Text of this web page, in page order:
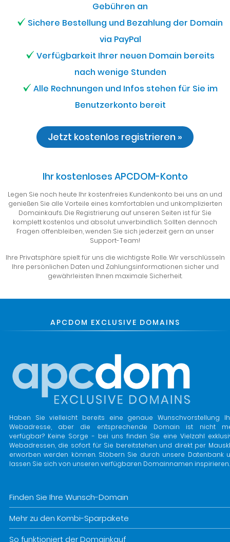
Gebühren an
Sichere Bestellung und Bezahlung der Domain
via PayPal
Verfügbarkeit Ihrer neuen Domain bereits
nach wenige Stunden
Alle Rechnungen und Infos stehen für Sie im
Benutzerkonto bereit
Jetzt kostenlos registrieren »
Ihr kostenloses APCDOM-Konto
Legen Sie noch heute Ihr kostenfreies Kundenkonto bei uns an und
genießen Sie alle Vorteile eines komfortablen und unkomplizierten
Domainkaufs. Die Registrierung auf unseren Seiten ist für Sie
komplett kostenlos und absolut unverbindlich. Sollten dennoch
Fragen offenbleiben, wenden Sie sich jederzeit gern an unser
Support-Team!
Ihre Privatsphäre spielt für uns die wichtigste Rolle. Wir verschlüsseln
Ihre persönlichen Daten und Zahlungsinformationen sicher und
gewährleisten Ihnen maximale Sicherheit.
APCDOM EXCLUSIVE DOMAINS
Haben Sie vielleicht bereits eine genaue Wunschvorstellung
Webadresse, aber die entsprechende Domain ist nicht
verfügbar? Keine Sorge - bei uns finden Sie eine Vielzahl
Webadressen, die sofort für Sie bereitstehen und direkt per
erworben werden können. Stöbern Sie durch unsere Datenbank
lassen Sie sich von unseren verfügbaren Domainnamen inspirieren.
Finden Sie Ihre Wunsch-Domain
Mehr zu den Kombi-Sparpakete
So funktioniert der Domainkauf